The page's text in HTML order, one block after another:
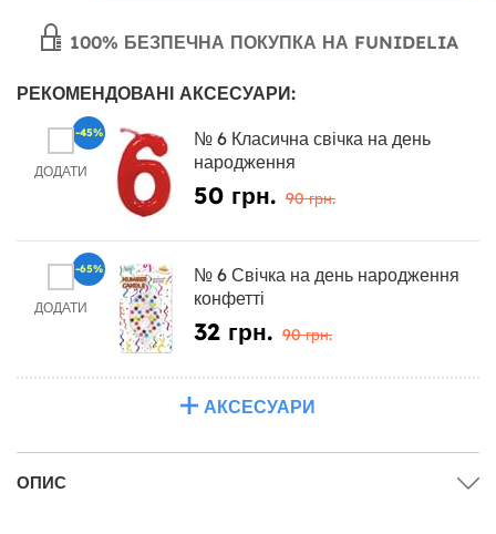
100% БЕЗПЕЧНА ПОКУПКА НА FUNIDELIA
РЕКОМЕНДОВАНІ АКСЕСУАРИ:
ДОДАТИ
№ 6 Класична свічка на день
народження
50 грн. 90 грн.
-45%
ДОДАТИ
№ 6 Свічка на день народження
конфетті
32 грн. 90 грн.
-65%
АКСЕСУАРИ
ОПИС